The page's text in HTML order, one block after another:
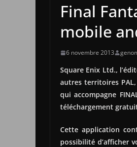
Final
mobile
6 novembre 2013
Square Enix Ltd.,
autres territoires PAL,
qui accompagne
téléchargement
Cette application
possibilité d’afficher